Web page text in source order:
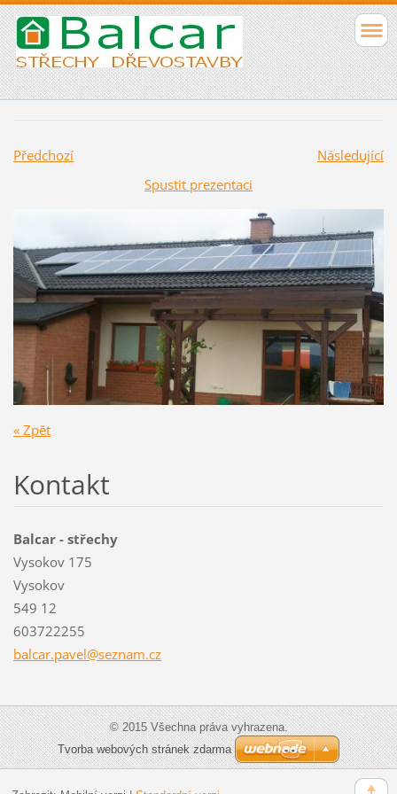
Předchozí
Následující
Spustit prezentaci
« Zpět
Kontakt
Balcar - střechy
Vysokov 175
Vysokov
549 12
603722255
balcar.pavel@seznam.cz
© 2015 Všechna práva vyhrazena.
Tvorba webových stránek zdarma